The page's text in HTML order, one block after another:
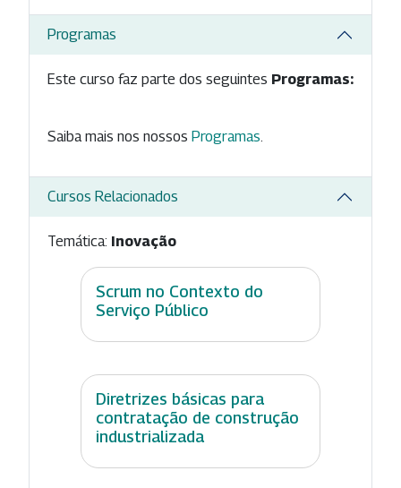
Programas
Este curso faz parte dos seguintes Programas:
Saiba mais nos nossos Programas
Cursos Relacionados
Temática: Inovação
Scrum no Contexto do
Serviço Público
Diretrizes básicas para
contratação de construção
industrializada